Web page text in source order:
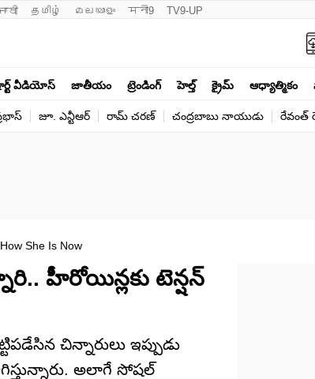
தமிழ் മലയാളം मनी9 TV9-UP
వీడియోస్ జాతీయం ట్రెండింగ్ హెల్త్‌ క్రైమ్ ఆధ్యాత్మికం
జూ. ఎన్టీఆర్ రామ్ చ‌ర‌ణ్‌ చంద్రబాబు నాయుడు రేవంత్
She Is Now
హీరోయిన్లకు టెన్షన్
చిన్నారులు ఇప్పుడు
అలాగే సోషల్